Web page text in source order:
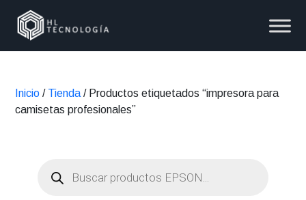
Inicio / Tienda / Productos etiquetados “impresora para
camisetas profesionales”
productos